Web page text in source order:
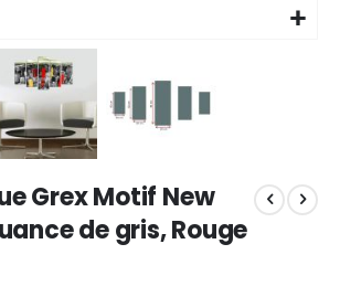
Grex Motif New
de gris, Rouge